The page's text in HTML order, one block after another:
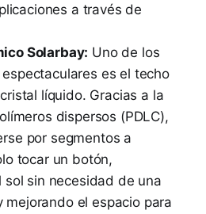
a través de
Solarbay: Uno de los
es el techo
líquido. Gracias a la
dispersos (PDLC),
por segmentos a
tocar un botón,
sol sin necesidad de una
mejorando el espacio para